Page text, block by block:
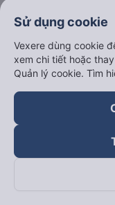
Sử dụng cookie
Vexere dùng cookie
xem chi tiết hoặc
Quản lý cookie. Tìm